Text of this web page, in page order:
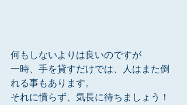
何もしないよりは良いのですが
一時、手を貸すだけでは、人はまた倒
れる事もあります。
それに憤らず、気長に待ちましょう！